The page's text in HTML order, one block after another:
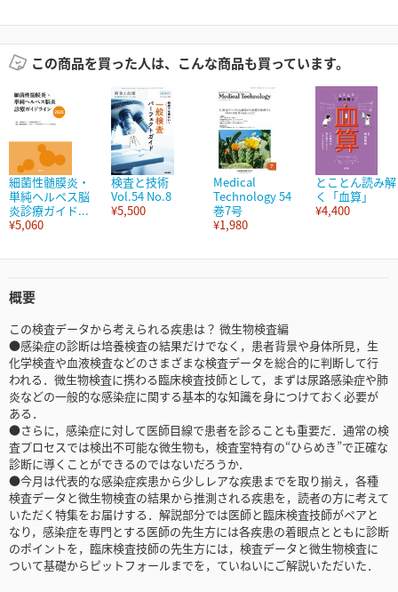
この商品を買った人は、こんな商品も買っています。
細菌性髄膜炎・
単純ヘルペス脳
炎診療ガイド...
¥5,060
検査と技術
Vol.54 No.8
¥5,500
Medical
Technology 54
巻7号
¥1,980
とことん読み解
く「血算」
¥4,400
概要
この検査データから考えられる疾患は？ 微生物検査編
●感染症の診断は培養検査の結果だけでなく，患者背景や身体所見，生
化学検査や血液検査などのさまざまな検査データを総合的に判断して行
われる．微生物検査に携わる臨床検査技師として，まずは尿路感染症や肺
炎などの一般的な感染症に関する基本的な知識を身につけておく必要が
ある．
●さらに，感染症に対して医師目線で患者を診ることも重要だ．通常の検
査プロセスでは検出不可能な微生物も，検査室特有の“ひらめき”で正確な
診断に導くことができるのではないだろうか．
●今月は代表的な感染症疾患から少しレアな疾患までを取り揃え，各種
検査データと微生物検査の結果から推測される疾患を，読者の方に考えて
いただく特集をお届けする．解説部分では医師と臨床検査技師がペアと
なり，感染症を専門とする医師の先生方には各疾患の着眼点とともに診断
のポイントを，臨床検査技師の先生方には，検査データと微生物検査に
ついて基礎からピットフォールまでを，ていねいにご解説いただいた．